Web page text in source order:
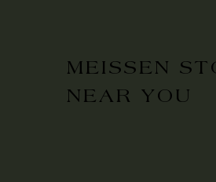
MEISSEN
NEAR YOU